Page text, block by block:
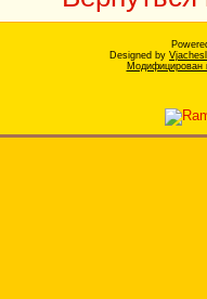
Designed by
Модифицирован